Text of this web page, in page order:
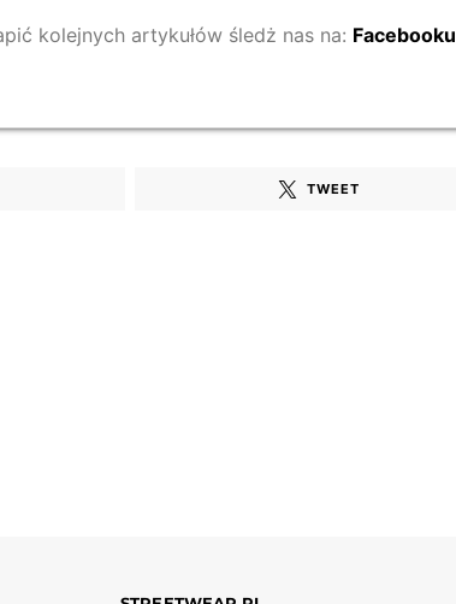
kolejnych artykułów śledż nas na: Facebooku
TWEET